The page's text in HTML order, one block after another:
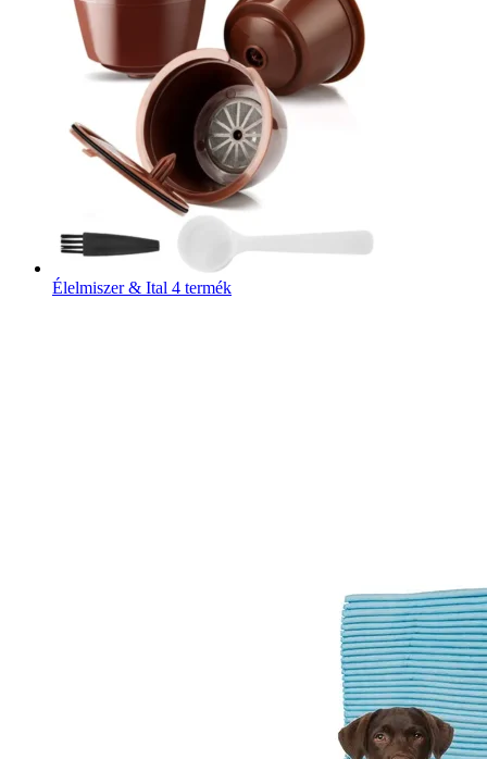
Élelmiszer & Ital 4 termék